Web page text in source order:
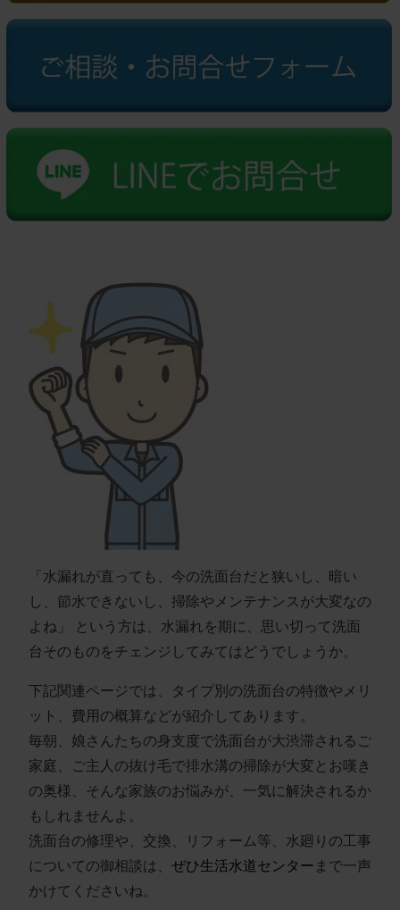
「水漏れが直っても、今の洗面台だと狭いし、暗い
し、節水できないし、掃除やメンテナンスが大変なの
よね」 という方は、水漏れを期に、思い切って洗面
台そのものをチェンジしてみてはどうでしょうか。
下記関連ページでは、タイプ別の洗面台の特徴やメリ
ット、費用の概算などが紹介してあります。
毎朝、娘さんたちの身支度で洗面台が大渋滞されるご
家庭、ご主人の抜け毛で排水溝の掃除が大変とお嘆き
の奥様、そんな家族のお悩みが、一気に解決されるか
もしれませんよ。
洗面台の修理や、交換、リフォーム等、水廻りの工事
についての御相談は、 ぜひ生活水道センター まで一声
かけてくださいね。